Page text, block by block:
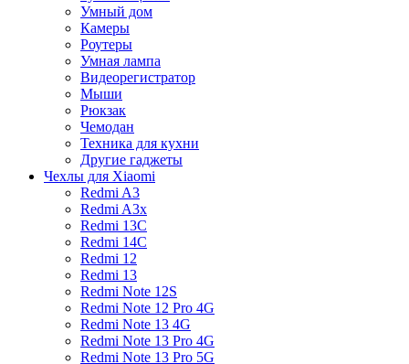
Умный дом
Камеры
Роутеры
Умная лампа
Видеорегистратор
Мыши
Рюкзак
Чемодан
Техника для кухни
Другие гаджеты
Чехлы для Xiaomi
Redmi A3
Redmi A3x
Redmi 13C
Redmi 14C
Redmi 12
Redmi 13
Redmi Note 12S
Redmi Note 12 Pro 4G
Redmi Note 13 4G
Redmi Note 13 Pro 4G
Redmi Note 13 Pro 5G